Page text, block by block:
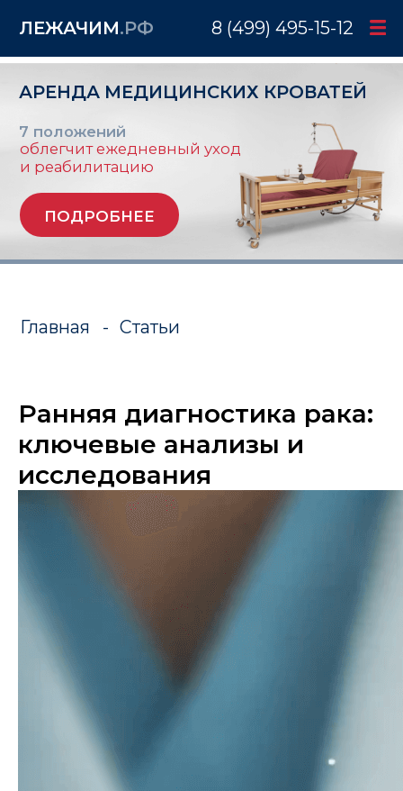
ЛЕЖАЧИМ.РФ 8 (499) 495-15-12
АРЕНДА МЕДИЦИНСКИХ КРОВАТЕЙ
ПОДРОБНЕЕ
7 положений
Главная - Статьи
Ранняя диагностика рака:
ключевые анализы и
исследования